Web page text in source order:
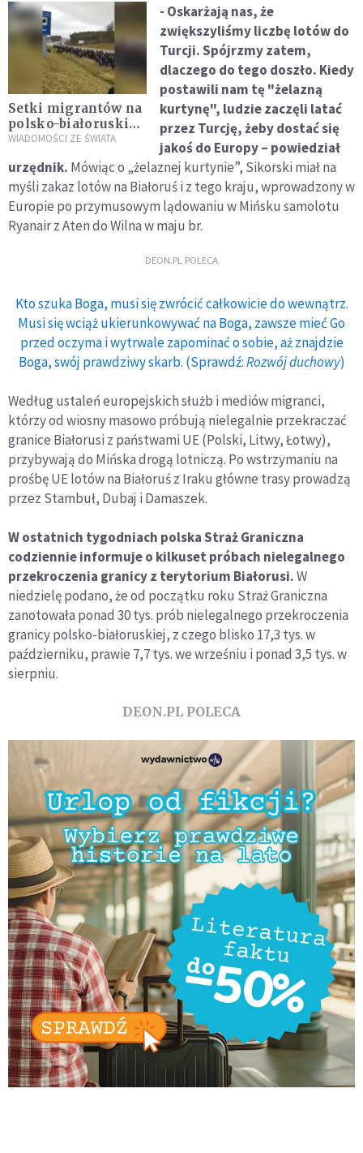
Setki migrantów na
polsko-białoruskim
przejściu
Towarzyszą im
uzbrojeni ludzie w
mundurach
WIADOMOŚCI ZE ŚWIATA
- Oskarżają nas, że
zwiększyliśmy liczbę lotów do
Turcji. Spójrzmy zatem,
dlaczego do tego doszło. Kiedy
postawili nam tę "żelazną
kurtynę", ludzie zaczęli latać
przez Turcję, żeby dostać się
jakoś do Europy – powiedział
urzędnik. Mówiąc o „żelaznej kurtynie”, Sikorski miał na
myśli zakaz lotów na Białoruś i z tego kraju, wprowadzony w
Europie po przymusowym lądowaniu w Mińsku samolotu
Ryanair z Aten do Wilna w maju br.
DEON.PL POLECA
Kto szuka Boga, musi się zwrócić całkowicie do wewnątrz.
Musi się wciąż ukierunkowywać na Boga, zawsze mieć Go
przed oczyma i wytrwale zapominać o sobie, aż znajdzie
Boga, swój prawdziwy skarb. (Sprawdź:Rozwój duchowy)
Według ustaleń europejskich służb i mediów migranci,
którzy od wiosny masowo próbują nielegalnie przekraczać
granice Białorusi z państwami UE (Polski, Litwy, Łotwy),
przybywają do Mińska drogą lotniczą. Po wstrzymaniu na
prośbę UE lotów na Białoruś z Iraku główne trasy prowadzą
przez Stambuł, Dubaj i Damaszek.
W ostatnich tygodniach polska Straż Graniczna
codziennie informuje o kilkuset próbach nielegalnego
przekroczenia granicy z terytorium Białorusi.W
niedzielę podano, że od początku roku Straż Graniczna
zanotowała ponad 30 tys. prób nielegalnego przekroczenia
granicy polsko-białoruskiej, z czego blisko 17,3 tys. w
październiku, prawie 7,7 tys. we wrześniu i ponad 3,5 tys. w
sierpniu.
DEON.PL POLECA